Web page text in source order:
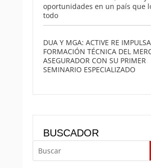
oportunidades en un país que
todo
DUA Y MGA: ACTIVE RE
FORMACIÓN TÉCNICA DEL
ASEGURADOR CON SU PRIMER
SEMINARIO ESPECIALIZADO
BUSCADOR